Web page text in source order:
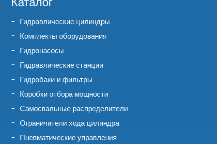
Гидравлические цилиндры
Комплекты оборудования
Гидронасосы
Гидравлические станции
Гидробаки и фильтры
Коробки отбора мощности
Самосвальные распределители
Ограничители хода цилиндра
Пневматические управления